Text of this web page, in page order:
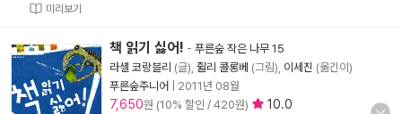
미리보기
책 읽기 싫어! - 푸른숲 작은 나무 15
라셸 코랑블리 (글), 쥘리 콜롱베 (그림), 이세진 (옮긴이)
푸른숲주니어
2011년 08월
7,650원 (10% 할인 / 420원)
10.0